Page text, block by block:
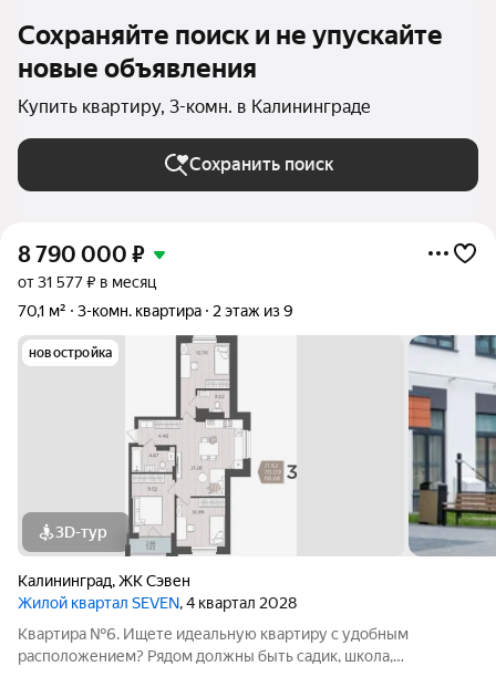
Сохраняйте поиск и не упускайте
новые объявления
Купить квартиру, 3-комн. в Калининграде
Сохранить поиск
8 790 000 ₽
от 31 577 ₽ в месяц
70,1 м²
3-комн. квартира 2 этаж из 9
новостройка
3D-тур
Калининград,ЖК Сэвен
Жилой квартал SEVEN, 4 квартал 2028
Квартира №6. Ищете идеальную квартиру с удобным
расположением? Рядом должны быть садик, школа,